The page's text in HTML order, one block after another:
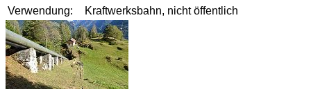
Verwendung:
Kraftwerksbahn, nicht öffentlich